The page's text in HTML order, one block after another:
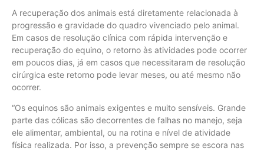
A recuperação dos animais está diretamente relacionada à
progressão e gravidade do quadro vivenciado pelo animal.
Em casos de resolução clínica com rápida intervenção e
recuperação do equino, o retorno às atividades pode ocorrer
em poucos dias, já em casos que necessitaram de resolução
cirúrgica este retorno pode levar meses, ou até mesmo não
ocorrer.
“Os equinos são animais exigentes e muito sensíveis. Grande
parte das cólicas são decorrentes de falhas no manejo, seja
ele alimentar, ambiental, ou na rotina e nível de atividade
física realizada. Por isso, a prevenção sempre se escora nas